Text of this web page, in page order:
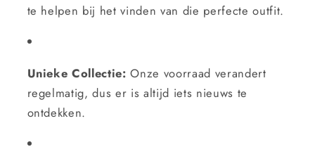
te helpen bij het vinden van die perfecte outfit.
Unieke Collectie: Onze voorraad verandert
regelmatig, dus er is altijd iets nieuws te
ontdekken.